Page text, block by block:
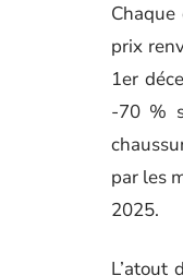
prix
1er
-70 %
par les
2025.
L’atout